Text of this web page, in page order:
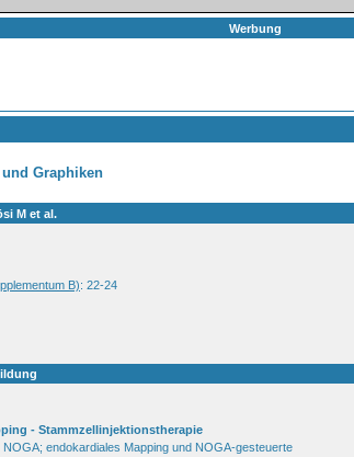
Werbung
Graphiken
M et al.
B): 22-24
- Stammzellinjektionstherapie
NOGA; endokardiales Mapping und NOGA-gesteuerte